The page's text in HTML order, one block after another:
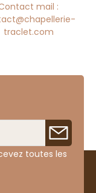
mail :
traclet.com
toutes les